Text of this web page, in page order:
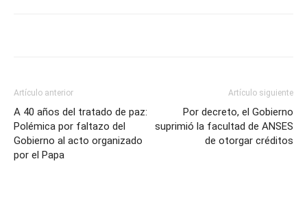
Artículo anterior
A 40 años del tratado de paz:
Polémica por faltazo del
Gobierno al acto organizado
por el Papa
Artículo siguiente
Por decreto, el Gobierno
suprimió la facultad de ANSES
de otorgar créditos